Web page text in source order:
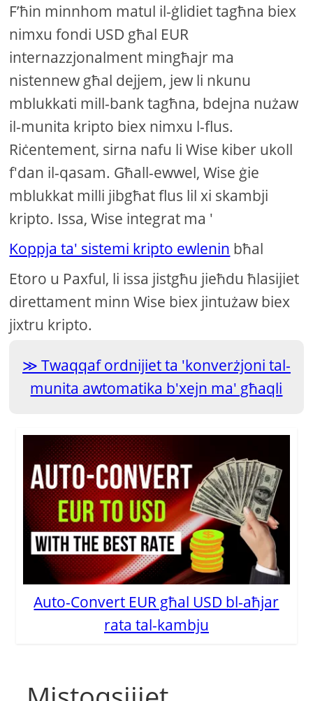
F’ħin minnhom matul il-ġlidiet tagħna biex
nimxu fondi USD għal EUR
internazzjonalment mingħajr ma
nistennew għal dejjem, jew li nkunu
mblukkati mill-bank tagħna, bdejna nużaw
il-munita kripto biex nimxu l-flus.
Riċentement, sirna nafu li Wise kiber ukoll
f'dan il-qasam. Għall-ewwel, Wise ġie
mblukkat milli jibgħat flus lil xi skambji
kripto. Issa, Wise integrat ma '
Koppja ta' sistemi kripto ewlenin bħal
Etoro u Paxful, li issa jistgħu jieħdu ħlasijiet
direttament minn Wise biex jintużaw biex
jixtru kripto.
Twaqqaf ordnijiet ta 'konverżjoni tal-
munita awtomatika b'xejn ma' għaqli
Auto-Convert EUR għal USD bl-aħjar
rata tal-kambju